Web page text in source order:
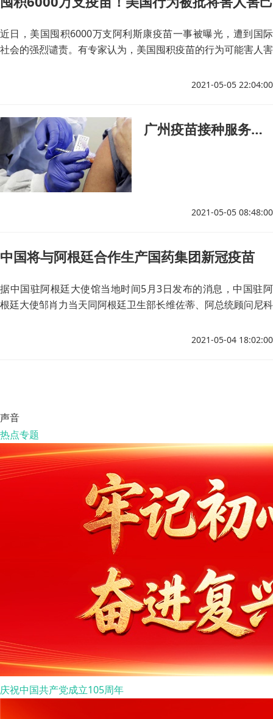
近日，美国囤积6000万支阿利斯康疫苗一事被曝光，遭到国际
社会的强烈谴责。有专家认为，美国囤积疫苗的行为可能害人害
2021-05-05 22:04:00
广州疫苗接种服务假期不打烊
2021-05-05 08:48:00
中国将与阿根廷合作生产国药集团新冠疫苗
据中国驻阿根廷大使馆当地时间5月3日发布的消息，中国驻阿
根廷大使邹肖力当天同阿根廷卫生部长维佐蒂、阿总统顾问尼科
责人举行视频会议，就在新形势下扩大和深化两国抗疫合作进行
2021-05-04 18:02:00
声音
热点专题
庆祝中国共产党成立105周年